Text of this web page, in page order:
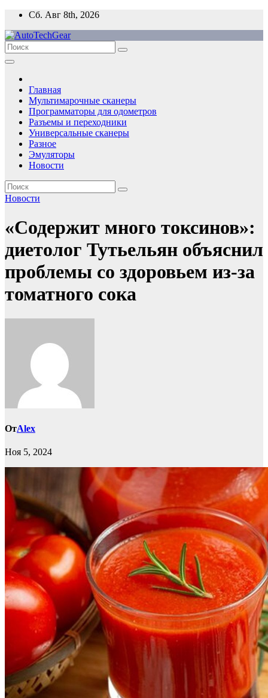
Перейти
содержимому
Сб. Авг 8th, 2026
Главная
Мультимарочные сканеры
Программаторы для одометров
Разъемы и переходники
Универсальные сканеры
Разное
Эмуляторы
Новости
Новости
«Содержит много токсинов»:
диетолог Тутьельян объяснил
проблемы со здоровьем из-за
томатного сока
ОтAlex
Ноя 5, 2024